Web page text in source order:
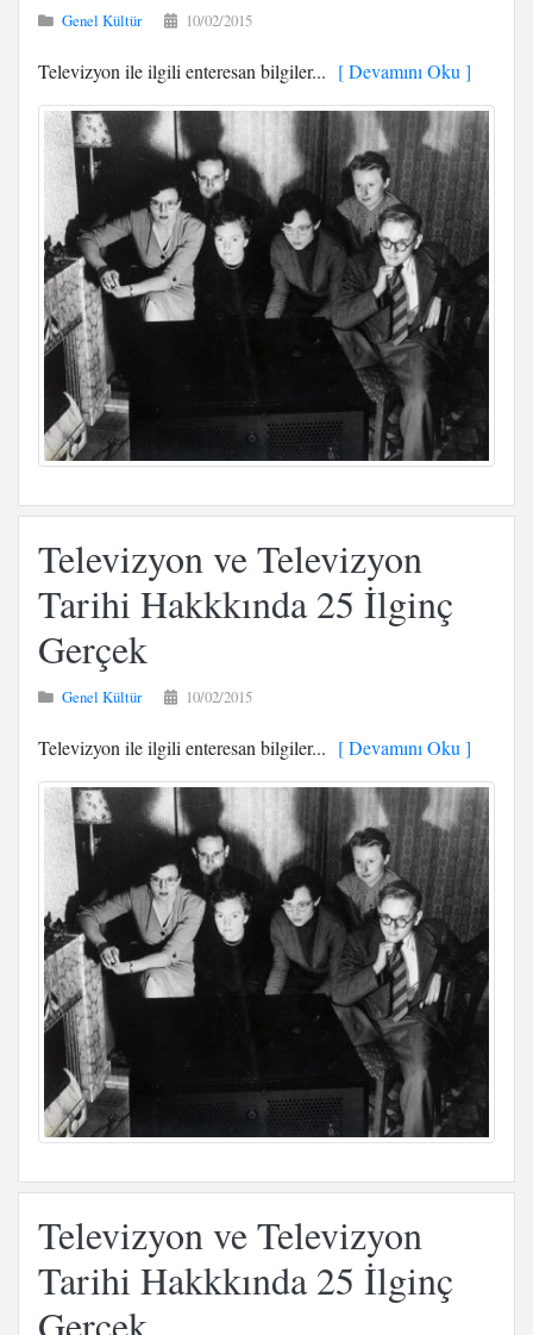
Genel Kültür 10/02/2015
Televizyon ile ilgili enteresan bilgiler... [ Devamını Oku ]
Televizyon ve Televizyon
Tarihi Hakkkında 25 İlginç
Gerçek
Genel Kültür 10/02/2015
Televizyon ile ilgili enteresan bilgiler... [ Devamını Oku ]
Televizyon ve Televizyon
Tarihi Hakkkında 25 İlginç
Gerçek